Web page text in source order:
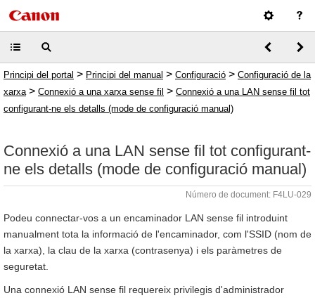
Principi del portal > Principi del manual > Configuració > Configuració de la
xarxa > Connexió a una xarxa sense fil > Connexió a una LAN sense fil tot
configurant-ne els detalls (mode de configuració manual)
Connexió a una LAN sense fil tot configurant-
ne els detalls (mode de configuració manual)
Número de document: F4LU-029
Podeu connectar-vos a un encaminador LAN sense fil introduint
manualment tota la informació de l'encaminador, com l'SSID (nom de
la xarxa), la clau de la xarxa (contrasenya) i els paràmetres de
seguretat.
Una connexió LAN sense fil requereix privilegis d'administrador